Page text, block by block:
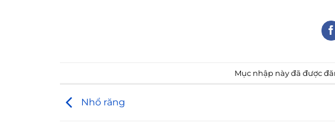
Mục nhập này đã được
Nhổ răng